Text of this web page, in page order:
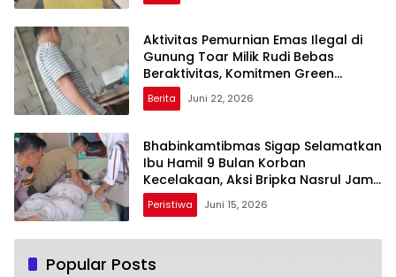
Aktivitas Pemurnian Emas Ilegal di
Gunung Toar Milik Rudi Bebas
Beraktivitas, Komitmen Green
Policing Polda Riau Dipertanyakan!
Berita Juni 22, 2026
Bhabinkamtibmas Sigap Selamatkan
Ibu Hamil 9 Bulan Korban
Kecelakaan, Aksi Bripka Nasrul Jamil
Viral di Media Sosial
Peristiwa Juni 15, 2026
Popular Posts